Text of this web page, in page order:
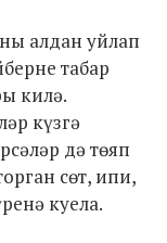
алдан уйлап
табар
килә.
күзгә
дә төяп
сөт, ипи,
куела.